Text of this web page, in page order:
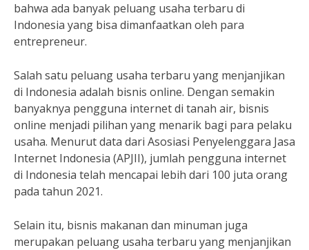
bahwa ada banyak peluang usaha terbaru di
Indonesia yang bisa dimanfaatkan oleh para
entrepreneur.
Salah satu peluang usaha terbaru yang menjanjikan
di Indonesia adalah bisnis online. Dengan semakin
banyaknya pengguna internet di tanah air, bisnis
online menjadi pilihan yang menarik bagi para pelaku
usaha. Menurut data dari Asosiasi Penyelenggara Jasa
Internet Indonesia (APJII), jumlah pengguna internet
di Indonesia telah mencapai lebih dari 100 juta orang
pada tahun 2021.
Selain itu, bisnis makanan dan minuman juga
merupakan peluang usaha terbaru yang menjanjikan